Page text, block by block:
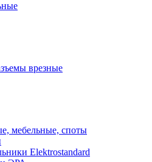
врезные
мебельные, споты
Elektrostandard